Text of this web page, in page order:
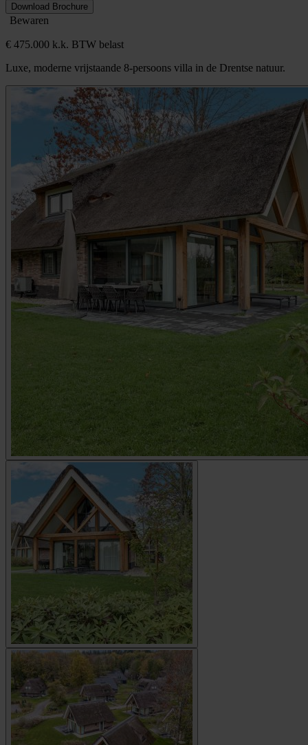
Download Brochure
Bewaren
€ 475.000 k.k. BTW belast
Luxe, moderne vrijstaande 8-persoons villa in de Drentse natuur.